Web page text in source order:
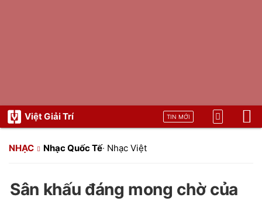
Việt Giải Trí TIN MỚI
NHẠC Nhạc Quốc Tế· Nhạc Việt
Sân khấu đáng mong chờ của